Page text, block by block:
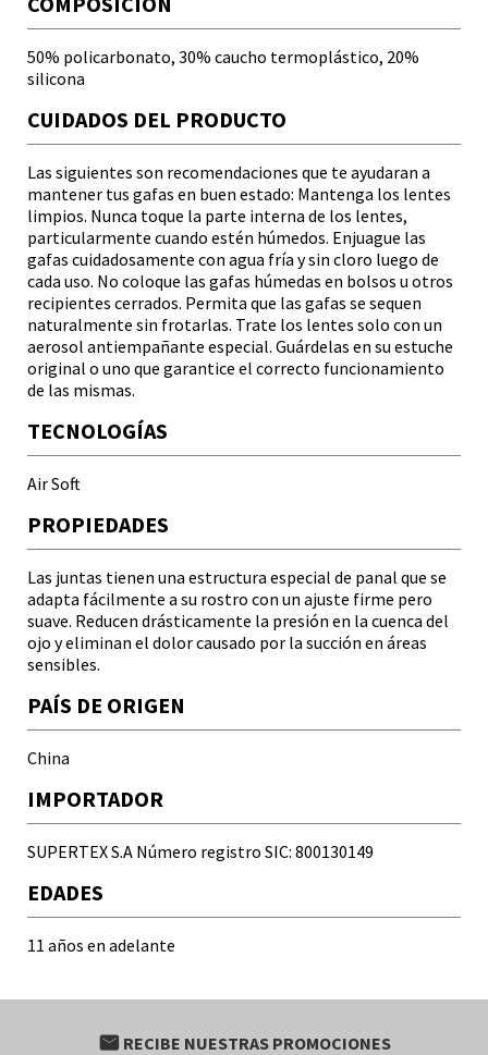
50% policarbonato, 30% caucho termoplástico, 20%
silicona
CUIDADOS DEL PRODUCTO
Las siguientes son recomendaciones que te ayudaran a
mantener tus gafas en buen estado: Mantenga los lentes
limpios. Nunca toque la parte interna de los lentes,
particularmente cuando estén húmedos. Enjuague las
gafas cuidadosamente con agua fría y sin cloro luego de
cada uso. No coloque las gafas húmedas en bolsos u otros
recipientes cerrados. Permita que las gafas se sequen
naturalmente sin frotarlas. Trate los lentes solo con un
aerosol antiempañante especial. Guárdelas en su estuche
original o uno que garantice el correcto funcionamiento
de las mismas.
TECNOLOGÍAS
Air Soft
PROPIEDADES
Las juntas tienen una estructura especial de panal que se
adapta fácilmente a su rostro con un ajuste firme pero
suave. Reducen drásticamente la presión en la cuenca del
ojo y eliminan el dolor causado por la succión en áreas
sensibles.
PAÍS DE ORIGEN
China
IMPORTADOR
SUPERTEX S.A Número registro SIC: 800130149
EDADES
11 años en adelante
email RECIBE NUESTRAS PROMOCIONES